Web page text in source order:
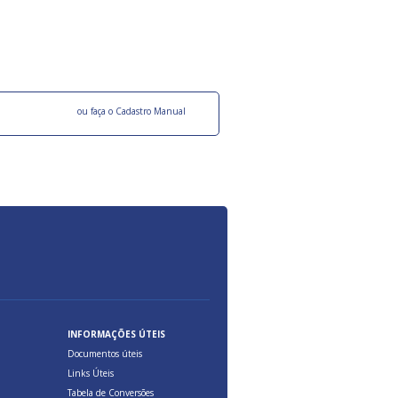
ou faça o Cadastro Manual
INFORMAÇÕES ÚTEIS
Documentos úteis
Links Úteis
Tabela de Conversões